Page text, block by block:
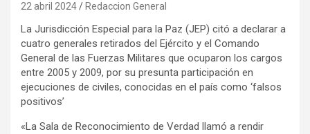
22 abril 2024 Redaccion General
La Jurisdicción Especial para la Paz (JEP) citó a declarar a
cuatro generales retirados del Ejército y el Comando
General de las Fuerzas Militares que ocuparon los cargos
entre 2005 y 2009, por su presunta participación en
ejecuciones de civiles, conocidas en el país como ‘falsos
positivos’
«La Sala de Reconocimiento de Verdad llamó a rendir